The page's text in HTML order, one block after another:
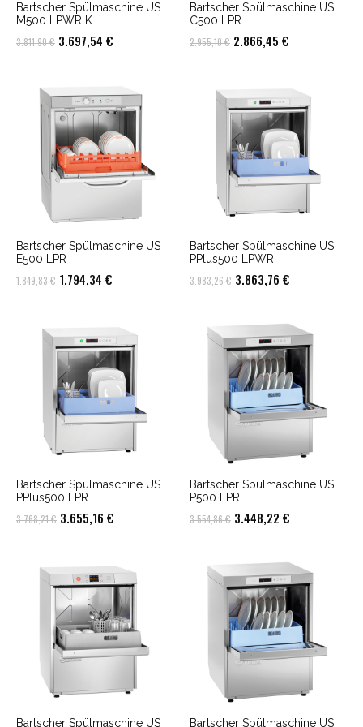
Bartscher Spülmaschine US
M500 LPWR K
3.811,90€ Ursprünglicher
3.811,90 €
3.697,54 €
3.697,54 €.
Bartscher Spülmaschine US
C500 LPR
2.955,10€ Ursprünglicher
2.955,10 €
2.866,45 €
2.866,45 €.
Bartscher Spülmaschine US
E500 LPR
1.849,83€ Ursprünglicher
1.849,83 €
1.794,34 €
1.794,34 €.
Bartscher Spülmaschine US
PPlus500 LPWR
3.983,26€ Ursprünglicher
3.983,26 €
3.863,76 €
3.863,76 €.
Bartscher Spülmaschine US
PPlus500 LPR
3.768,21€ Ursprünglicher
3.768,21 €
3.655,16 €
3.655,16 €.
Bartscher Spülmaschine US
P500 LPR
3.554,86€ Ursprünglicher
3.554,86 €
3.448,22 €
3.448,22 €.
Bartscher Spülmaschine US Bartscher Spülmaschine US